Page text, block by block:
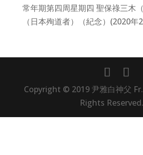
常年期第四周星期四 聖保祿三木
（日本殉道者）（紀念）(2020年
Copyright © 2019 尹雅白神父
Rights Reserved.